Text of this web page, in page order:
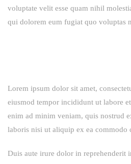
voluptate velit esse quam nihil
qui dolorem eum fugiat quo voluptas
Lorem ipsum dolor sit amet,
eiusmod tempor incididunt ut labore
enim ad minim veniam, quis nostrud
laboris nisi ut aliquip ex ea commodo
Duis aute irure dolor in reprehenderit